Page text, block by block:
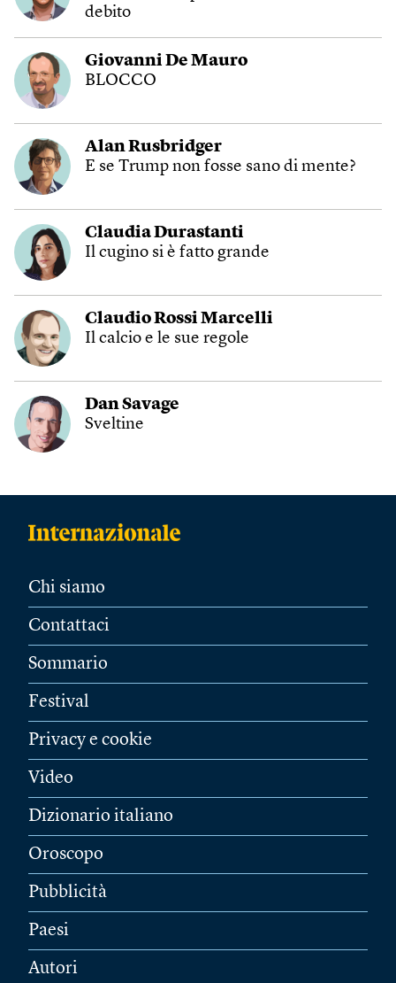
debito
Giovanni De Mauro
BLOCCO
Alan Rusbridger
E se Trump non fosse sano di mente?
Claudia Durastanti
Il cugino si è fatto grande
Claudio Rossi Marcelli
Il calcio e le sue regole
Dan Savage
Sveltine
Chi siamo
Contattaci
Sommario
Festival
Privacy e cookie
Video
Dizionario italiano
Oroscopo
Pubblicità
Paesi
Autori